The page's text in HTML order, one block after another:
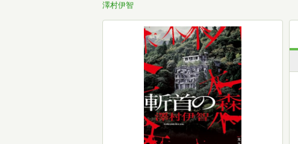
澤村伊智